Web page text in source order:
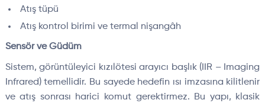
Atış tüpü
Atış kontrol birimi ve termal nişangâh
Sensör ve Güdüm
Sistem, görüntüleyici kızılötesi arayıcı başlık (IIR – Imaging
Infrared) temellidir. Bu sayede hedefin ısı imzasına kilitlenir
ve atış sonrası harici komut gerektirmez. Bu yapı, klasik